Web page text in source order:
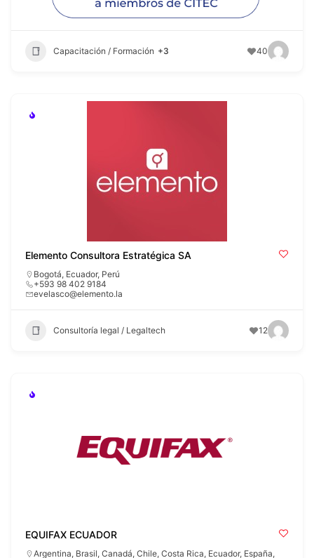
Capacitación / Formación +3 40
Elemento Consultora Estratégica SA
Bogotá, Ecuador, Perú
+593 98 402 9184
evelasco@elemento.la
Consultoría legal / Legaltech 12
EQUIFAX ECUADOR
Argentina, Brasil, Canadá, Chile, Costa Rica, Ecuador, España,